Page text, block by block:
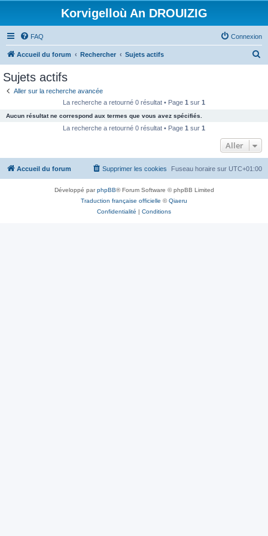
Korvigelloù An DROUIZIG
FAQ Connexion
Accueil du forum Rechercher Sujets actifs
c
e
Sujets actifs
Aller sur la recherche avancée
La recherche a retourné 0 résultat • Page 1 sur 1
Aucun résultat ne correspond aux termes que vous avez spécifiés.
La recherche a retourné 0 résultat • Page 1 sur 1
Aller
Accueil du forum Fuseau horaire sur UTC+01:00
Supprimer les cookies
Développé parphpBB® Forum Software © phpBB Limited
Traduction française officielle ©Qiaeru
Confidentialité | Conditions